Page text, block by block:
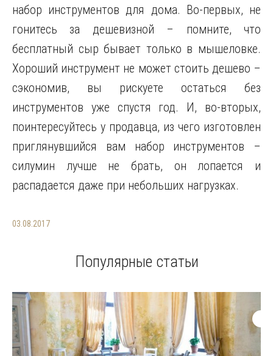
набор инструментов для дома. Во-первых, не
гонитесь за дешевизной – помните, что
бесплатный сыр бывает только в мышеловке.
Хороший инструмент не может стоить дешево –
сэкономив, вы рискуете остаться без
инструментов уже спустя год. И, во-вторых,
поинтересуйтесь у продавца, из чего изготовлен
приглянувшийся вам набор инструментов –
силумин лучше не брать, он лопается и
распадается даже при небольших нагрузках.
03.08.2017
Популярные статьи